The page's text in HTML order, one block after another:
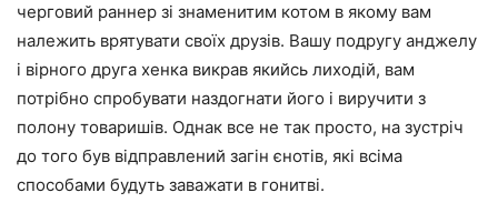
черговий раннер зі знаменитим котом в якому вам
належить врятувати своїх друзів. Вашу подругу анджелу
і вірного друга хенка викрав якийсь лиходій, вам
потрібно спробувати наздогнати його і виручити з
полону товаришів. Однак все не так просто, на зустріч
до того був відправлений загін єнотів, які всіма
способами будуть заважати в гонитві.